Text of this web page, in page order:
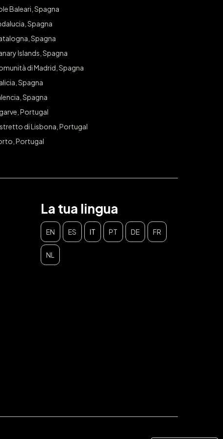
Baleari, Spagna
Spagna
Spagna
Islands, Spagna
di Madrid, Spagna
Spagna
Spagna
Portugal
di Lisbona, Portugal
Portugal
La tua lingua
EN ES IT PT DE FR
NL
il capriccio che meriti!